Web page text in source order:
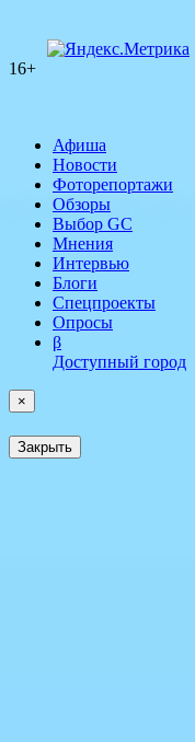
16+
Афиша
Новости
Фоторепортажи
Обзоры
Выбор GC
Мнения
Интервью
Блоги
Спецпроекты
Опросы
β
Доступный город
×
Закрыть